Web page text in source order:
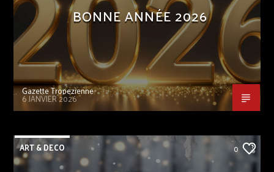
BONNE ANNÉE 2026
Gazette Tropezienne
6 JANVIER 2026
ART & DECO 0